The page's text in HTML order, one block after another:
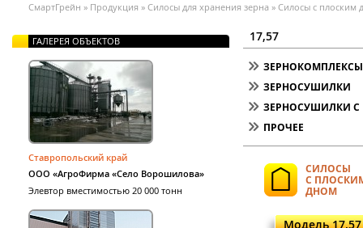
17,57
ЗЕРНОСУШИЛКИ
ЗЕРНОСУШИЛКИ С
ПРОЧЕЕ
СИЛОСЫ
С
ДНОМ
Модель 17,57
ГАЛЕРЕЯ ОБЪЕКТОВ
Ставропольский край
ООО «АгроФирма «Село Ворошилова»
Элевтор вместимостью 20 000 тонн
СмартГрейн » Продукция » Силосы для хранения зерна » Силосы с плоским